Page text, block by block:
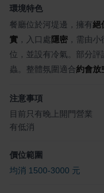
環境特色
餐廳位於河堤邊，擁有絕
實 ，入口處隱密 ，需由
位，並設有冷氣。部分評
蟲。整體氛圍適合約會放
注意事項
目前只有晚上開門營業
有低消
價位範圍
均消 1500-3000 元